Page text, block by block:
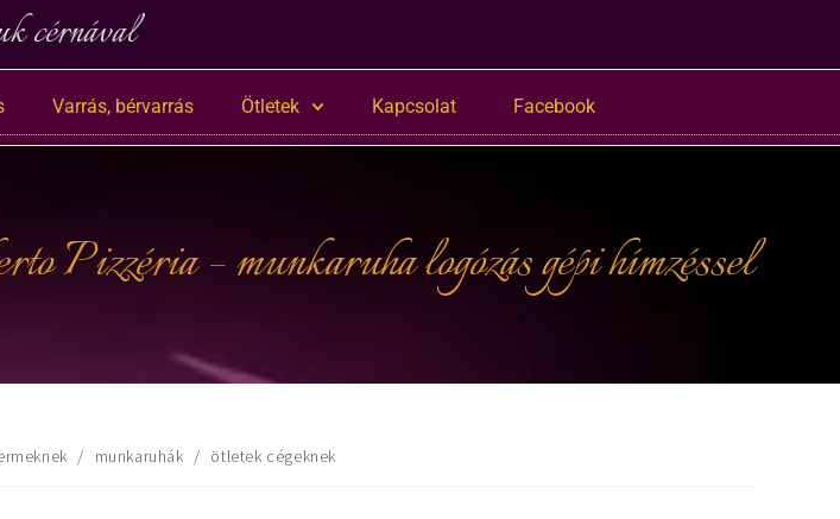
cérnával
Varrás, bérvarrás Ötletek Kapcsolat Facebook
Pizzéria – munkaruha logózás gépi hímzéssel
/ munkaruhák / ötletek cégeknek